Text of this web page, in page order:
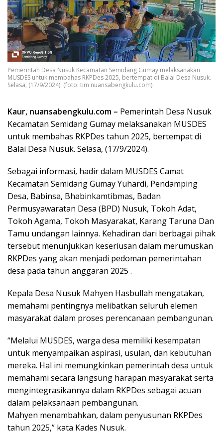
Pemerintah Desa Nusuk Kecamatan Semidang Gumay melaksanakan
MUSDES untuk membahas RKPDes 2025, bertempat di Balai Desa Nusuk.
Selasa, (17/9/2024). (foto: tim nuansabengkulu.com)
Kaur, nuansabengkulu.com – Pemerintah Desa Nusuk
Kecamatan Semidang Gumay melaksanakan MUSDES
untuk membahas RKPDes tahun 2025, bertempat di
Balai Desa Nusuk. Selasa, (17/9/2024).
Sebagai informasi, hadir dalam MUSDES Camat
Kecamatan Semidang Gumay Yuhardi, Pendamping
Desa, Babinsa, Bhabinkamtibmas, Badan
Permusyawaratan Desa (BPD) Nusuk, Tokoh Adat,
Tokoh Agama, Tokoh Masyarakat, Karang Taruna Dan
Tamu undangan lainnya. Kehadiran dari berbagai pihak
tersebut menunjukkan keseriusan dalam merumuskan
RKPDes yang akan menjadi pedoman pemerintahan
desa pada tahun anggaran 2025 .
Kepala Desa Nusuk Mahyen Hasbullah mengatakan,
memahami pentingnya melibatkan seluruh elemen
masyarakat dalam proses perencanaan pembangunan.
“Melalui MUSDES, warga desa memiliki kesempatan
untuk menyampaikan aspirasi, usulan, dan kebutuhan
mereka. Hal ini memungkinkan pemerintah desa untuk
memahami secara langsung harapan masyarakat serta
mengintegrasikannya dalam RKPDes sebagai acuan
dalam pelaksanaan pembangunan.
Mahyen menambahkan, dalam penyusunan RKPDes
tahun 2025,” kata Kades Nusuk.